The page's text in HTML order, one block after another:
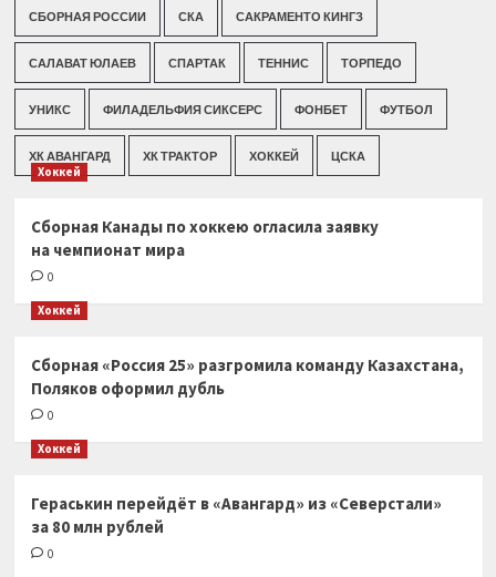
СБОРНАЯ РОССИИ СКА САКРАМЕНТО КИНГЗ
САЛАВАТ ЮЛАЕВ СПАРТАК ТЕННИС ТОРПЕДО
УНИКС ФИЛАДЕЛЬФИЯ СИКСЕРС ФОНБЕТ ФУТБОЛ
ХК АВАНГАРД ХК ТРАКТОР ХОККЕЙ ЦСКА
Хоккей
Сборная Канады по хоккею огласила заявку
на чемпионат мира
0
Хоккей
Сборная «Россия 25» разгромила команду Казахстана,
Поляков оформил дубль
0
Хоккей
Гераськин перейдёт в «Авангард» из «Северстали»
за 80 млн рублей
0